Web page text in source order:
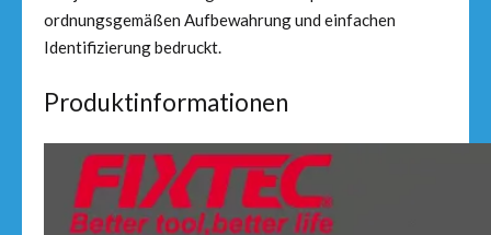
ordnungsgemäßen Aufbewahrung und einfachen
Identifizierung bedruckt.
Produktinformationen